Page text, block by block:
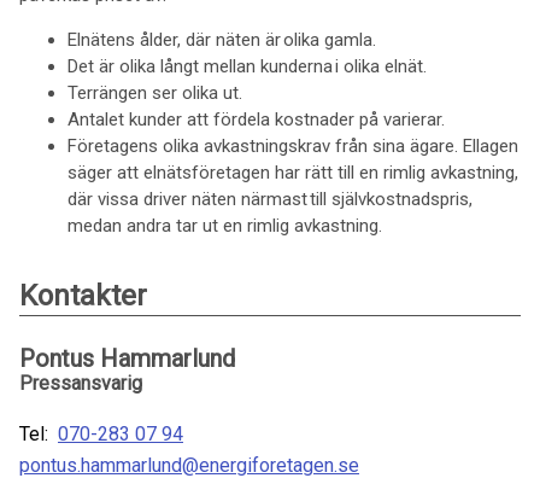
Elnätens ålder, där näten är olika gamla.
Det är olika långt mellan kunderna i olika elnät.
Terrängen ser olika ut.
Antalet kunder att fördela kostnader på varierar.
Företagens olika avkastningskrav från sina ägare. Ellagen
säger att elnätsföretagen har rätt till en rimlig avkastning,
där vissa driver näten närmast till självkostnadspris,
medan andra tar ut en rimlig avkastning.
Kontakter
Pontus Hammarlund
Pressansvarig
Tel: 070-283 07 94
pontus.hammarlund@energiforetagen.se